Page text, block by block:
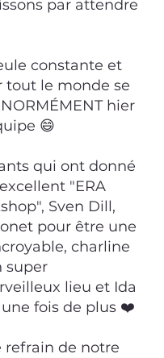
par attendre
constante et
tout le monde se
hier
😄
qui ont donné
"ERA
Sven Dill,
pour être une
charline
super
lieu et Ida
fois de plus ❤️
refrain de notre